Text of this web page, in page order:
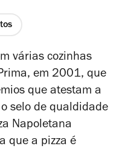
várias cozinhas
em 2001, que
que atestam a
selo de qualdidade
Napoletana
que a pizza é